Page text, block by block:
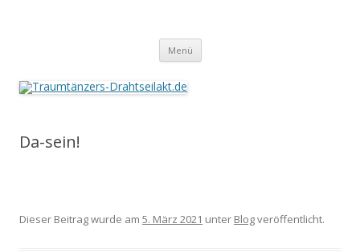
Menü Springe
Inhalt
Da-sein!
Dieser Beitrag wurde am 5. März 2021 unter Blogveröffentlicht.